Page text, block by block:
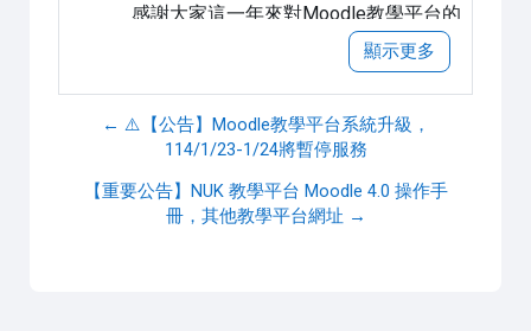
感謝大家這一年來對Moodle教學平台的
支持與使用，為提供更安全的服務平
115年2月2日(一)上午
進行Moodle教學平台的更新作業，更新
期間平台將暫停服務。
造成您的不便，敬請見諒。
教學發展中心 敬上
顯示更多
← ⚠️【公告】Moodle教學平台系統升級，
114/1/23-1/24將暫停服務
【重要公告】NUK 教學平台 Moodle 4.0 操作手
冊，其他教學平台網址 →